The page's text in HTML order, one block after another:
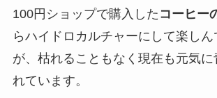
100円ショップで購入した コーヒー
らハイドロカルチャーにして楽しん
が、枯れることもなく現在も元気に
れています。